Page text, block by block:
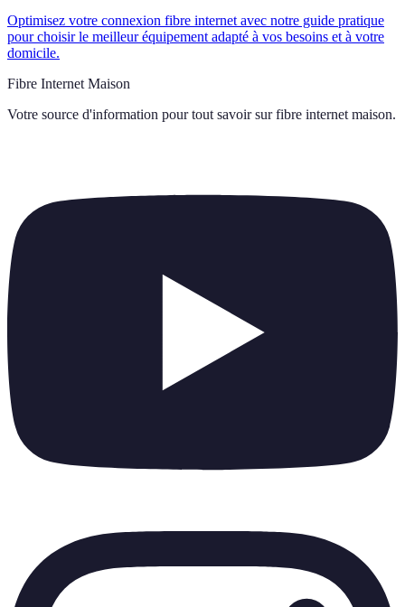
Optimisez votre connexion fibre internet avec notre guide pratique
pour choisir le meilleur équipement adapté à vos besoins et à votre
domicile.
Fibre Internet Maison
Votre source d'information pour tout savoir sur fibre internet maison.